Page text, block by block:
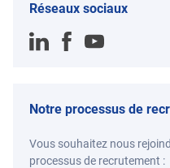
Réseaux sociaux
Notre processus de
Vous souhaitez nous
processus de recrutement :